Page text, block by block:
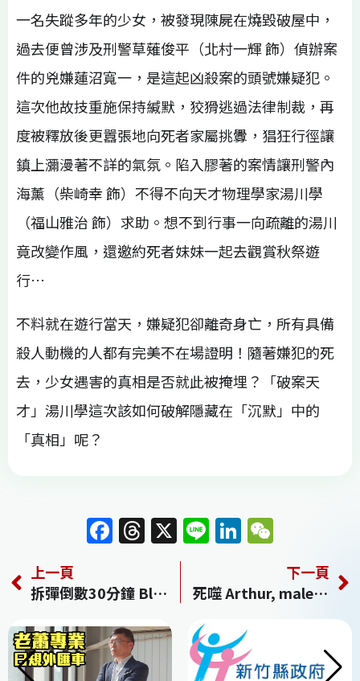
一名失蹤多年的少女，被發現陳屍在燒毀破屋中，
過去便曾涉及刑警草薙俊平（北村一輝 飾）偵辦案
件的兇嫌蓮沼寬一，是這起凶殺案的頭號嫌疑犯。
這次他故技重施保持緘默，狡猾逃過法律制裁，再
度被釋放後更囂張地向死者家屬挑釁，猖狂行徑讓
鎮上瀰漫著不詳的氣氛。陷入膠著的案情讓刑警內
海薰（柴崎幸 飾）不得不向天才物理學家湯川學
（福山雅治 飾）求助。想不到行事一向疏離的湯川
竟改變作風，還邀約死者妹妹一起去觀賞秋祭遊
行…
不料就在遊行當天，嫌疑犯卻離奇身亡，所有具備
殺人動機的人都有完美不在場證明！隨著嫌犯的死
去，少女遇害的真相是否就此被掩埋？「破案天
才」湯川學這次該如何破解隱藏在「沉默」中的
「真相」呢？
F
a
c
e
b
o
T
h
re
a
d
s
X Li
n
e
Li
n
k
e
dI
n
C
h
上一頁
拆彈倒數30分鐘 Blast
下一頁
死噬 Arthur, malediction